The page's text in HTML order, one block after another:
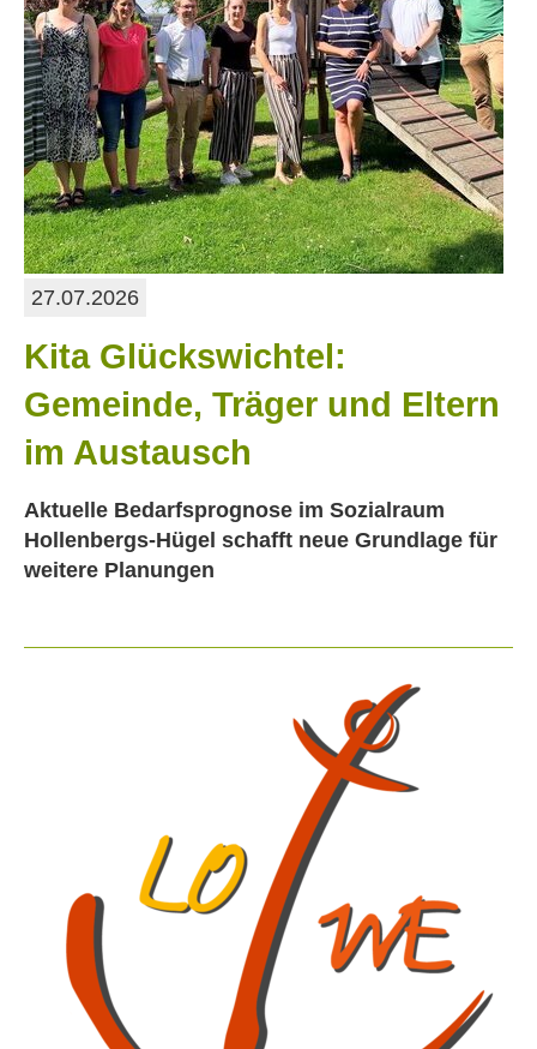
27.07.2026
Kita Glückswichtel:
Gemeinde, Träger und Eltern
im Austausch
Aktuelle Bedarfsprognose im Sozialraum
Hollenbergs-Hügel schafft neue Grundlage für
weitere Planungen